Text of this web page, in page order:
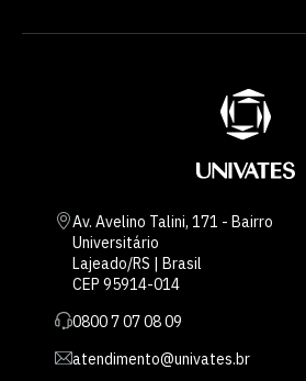
Av. Avelino Talini, 171 - Bairro
Universitário
Lajeado/RS | Brasil
CEP 95914-014
0800 7 07 08 09
atendimento@univates.br